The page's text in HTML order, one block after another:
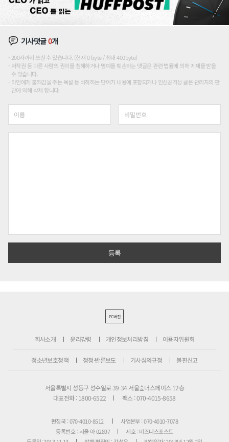
기사댓글0개
200자까지 쓰실 수 있습니다. (현재 0 byte / 최대 400byte)
저작권 등 다른 사람의 권리를 침해하거나 명예를 훼손하는 댓글은 관련 법률에 의해 제재를 받을
수 있습니다.
타인에게 불쾌감을 주는 욕설 등 비하하는 단어가 내용에 포함되거나 인신공격성 글은 관리자의 판
단에 의해 삭제 합니다.
PC버전
회사소개 윤리강령 개인정보처리방침 이용자위원회
청소년보호정책 정정·반론보도 기사심의규정 불편신고
서울특별시 성동구 성수일로 39-34 서울숲더스페이스 12층
대표전화 : 1800-6522
팩스 : 070-4015-8658
편집국 : 070-4010-8512
사업본부 : 070-4010-7078
등록번호 : 서울 아 02897
제호 : 비즈니스포스트